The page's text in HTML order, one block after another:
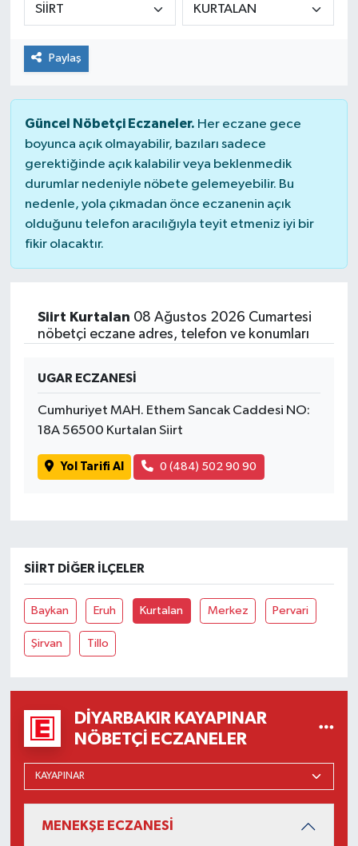
Paylaş
Güncel Nöbetçi Eczaneler. Her eczane gece
boyunca açık olmayabilir, bazıları sadece
gerektiğinde açık kalabilir veya beklenmedik
durumlar nedeniyle nöbete gelemeyebilir. Bu
nedenle, yola çıkmadan önce eczanenin açık
olduğunu telefon aracılığıyla teyit etmeniz iyi bir
fikir olacaktır.
Siirt Kurtalan 08 Ağustos 2026 Cumartesi
nöbetçi eczane adres, telefon ve konumları
UGAR ECZANESİ
Cumhuriyet MAH. Ethem Sancak Caddesi NO:
18A 56500 Kurtalan Siirt
Yol Tarifi Al 0 (484) 502 90 90
SIIRT DIĞER İLÇELER
Baykan Eruh Kurtalan Merkez Pervari
Şirvan Tillo
DIYARBAKIR KAYAPINAR
NÖBETÇI ECZANELER
MENEKŞE ECZANESİ
Genel
Güncel
İlim & İrfan
Kültür & Sanat
KURDÎ
Sağlık
Sağlık & Yaşam
Spor
Yaşam